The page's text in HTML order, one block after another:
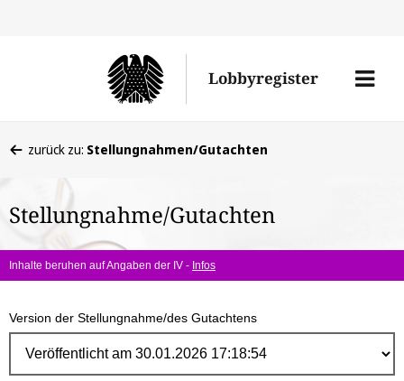
Lobbyregister
Menü
befinden
hier:
zurück zu: Stellungnahmen/Gutachten
Stellungnahme/Gutachten
Inhalte beruhen auf Angaben der IV - Infos
Version der Stellungnahme/des Gutachtens